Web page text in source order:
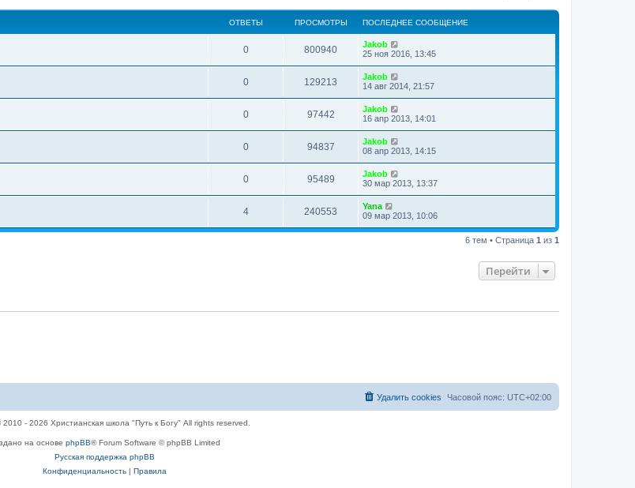
ОТВЕТЫ ПРОСМОТРЫ ПОСЛЕДНЕЕ СООБЩЕНИЕ
0 800940
Jakob
25 ноя 2016, 13:45
0 129213
Jakob
14 авг 2014, 21:57
0 97442
Jakob
16 апр 2013, 14:01
0 94837
Jakob
08 апр 2013, 14:15
0 95489
Jakob
30 мар 2013, 13:37
4 240553
Yana
09 мар 2013, 10:06
6 тем • Страница 1 из 1
Перейти
Часовой пояс: UTC+02:00
Удалить cookies
- 2026 Христианская школа "Путь к Богу" All rights reserved.
на основе phpBB® Forum Software © phpBB Limited
Русская поддержка phpBB
Конфиденциальность| Правила